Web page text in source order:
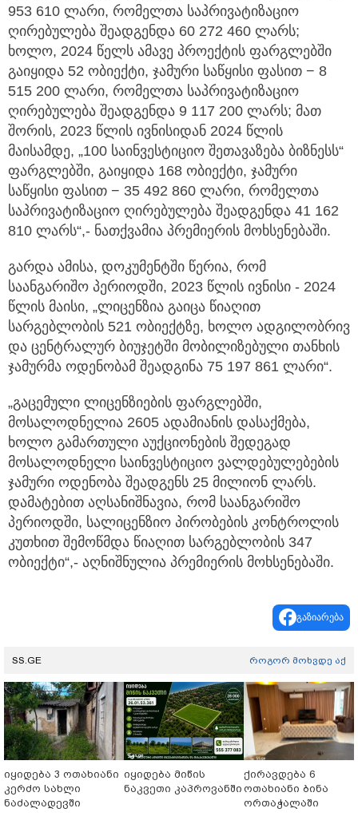
953 610 ლარი, რომელთა საპრივატიზაციო
ღირებულება შეადგენდა 60 272 460 ლარს;
ხოლო, 2024 წელს ამავე პროექტის ფარგლებში
გაიყიდა 52 ობიექტი, ჯამური საწყისი ფასით − 8
515 200 ლარი, რომელთა საპრივატიზაციო
ღირებულება შეადგენდა 9 117 200 ლარს; მათ
შორის, 2023 წლის ივნისიდან 2024 წლის
მაისამდე, „100 საინვესტიციო შეთავაზება ბიზნესს“
ფარგლებში, გაიყიდა 168 ობიექტი, ჯამური
საწყისი ფასით − 35 492 860 ლარი, რომელთა
საპრივატიზაციო ღირებულება შეადგენდა 41 162
810 ლარს“,- ნათქვამია პრემიერის მოხსენებაში.
გარდა ამისა, დოკუმენტში წერია, რომ
საანგარიშო პერიოდში, 2023 წლის ივნისი - 2024
წლის მაისი, „ლიცენზია გაიცა წიაღით
სარგებლობის 521 ობიექტზე, ხოლო ადგილობრივ
და ცენტრალურ ბიუჯეტში მობილიზებული თანხის
ჯამურმა ოდენობამ შეადგინა 75 197 861 ლარი“.
„გაცემული ლიცენზიების ფარგლებში,
მოსალოდნელია 2605 ადამიანის დასაქმება,
ხოლო გამართული აუქციონების შედეგად
მოსალოდნელი საინვესტიციო ვალდებულებების
ჯამური ოდენობა შეადგენს 25 მილიონ ლარს.
დამატებით აღსანიშნავია, რომ საანგარიშო
პერიოდში, სალიცენზიო პირობების კონტროლის
კუთხით შემოწმდა წიაღით სარგებლობის 347
ობიექტი“,- აღნიშნულია პრემიერის მოხსენებაში.
გაზიარება
SS.GE როგორ მოხვდე აქ
იყიდება 3 ოთახიანი
კერძო სახლი
ნაძალადევში
იყიდება მიწის
ნაკვეთი კაპროვანში
ქირავდება 6
ოთახიანი ბინა
ორთაჭალაში